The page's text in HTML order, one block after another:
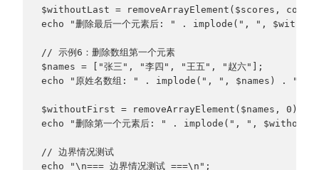
$withoutLast = removeArrayElement($scores,
echo "删除最后一个元素后: " . implode(", ",
// 示例6：删除数组第一个元素
$names = ["张三", "李四", "王五", "赵六"];
echo "原姓名数组: " . implode(", ", $names) .
$withoutFirst = removeArrayElement($names, 0);
echo "删除第一个元素后: " . implode(", ",
// 边界情况测试
echo "\n=== 边界情况测试 ===\n";